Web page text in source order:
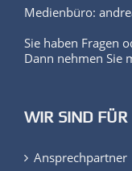
Medienbüro:
Sie haben Fragen
Dann nehmen Sie
WIR SIND FÜR
Ansprechpartner